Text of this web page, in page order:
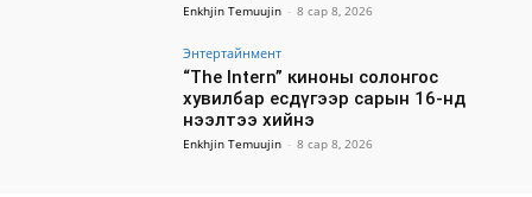
Enkhjin Temuujin - 8 сар 8, 2026
Энтертайнмент
“The Intern” киноны солонгос
хувилбар есдүгээр сарын 16-нд
нээлтээ хийнэ
Enkhjin Temuujin - 8 сар 8, 2026